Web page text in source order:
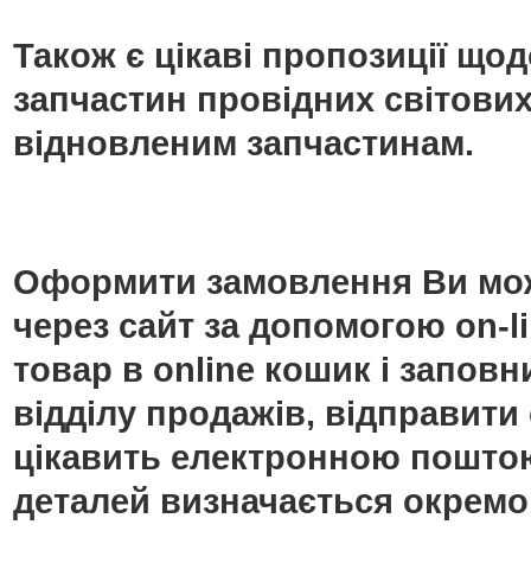
Також є цікаві пропозиції
запчастин провідних
відновленим запчастинам.
Оформити замовлення Ви
через сайт за допомогою
товар в online кошик і
відділу продажів,
цікавить електронною
деталей визначається